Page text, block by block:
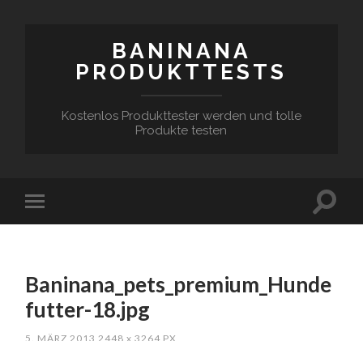
BANINANA
PRODUKTTESTS
Kostenlos Produkttester werden und tolle
Produkte testen
Baninana_pets_premium_Hunde
futter-18.jpg
5. MÄRZ 2013 2448x 3264 PX